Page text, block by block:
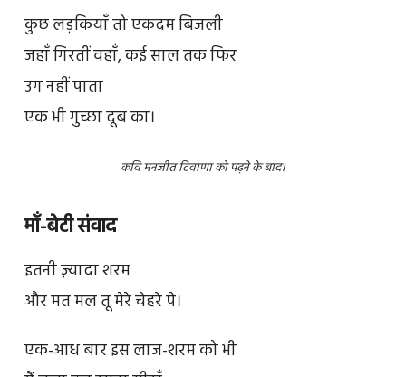
कुछ लड़कियाँ तो एकदम बिजली
जहाँ गिरतीं वहाँ, कई साल तक फिर
उग नहीं पाता
एक भी गुच्छा दूब का।
कवि मनजीत टिवाणा को पढ़ने के बाद।
माँ-बेटी संवाद
इतनी ज़्यादा शरम
और मत मल तू मेरे चेहरे पे।
एक-आध बार इस लाज-शरम को भी